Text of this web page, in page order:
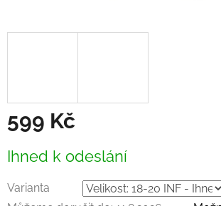
599 Kč
cena:
Ihned k odeslání
Varianta